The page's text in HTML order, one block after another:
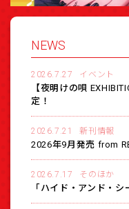
NEWS
2026.7.27 イベント
【夜明けの唄
定！
2026.7.21 新刊情報
2026年9月発売 from
2026.7.17 そのほか
「ハイド・アンド・